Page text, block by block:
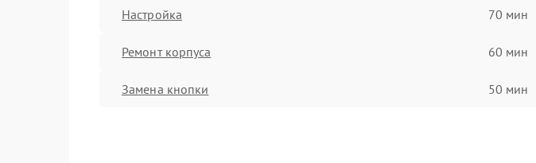
Настройка 70 мин
Ремонт корпуса 60 мин
Замена кнопки 50 мин